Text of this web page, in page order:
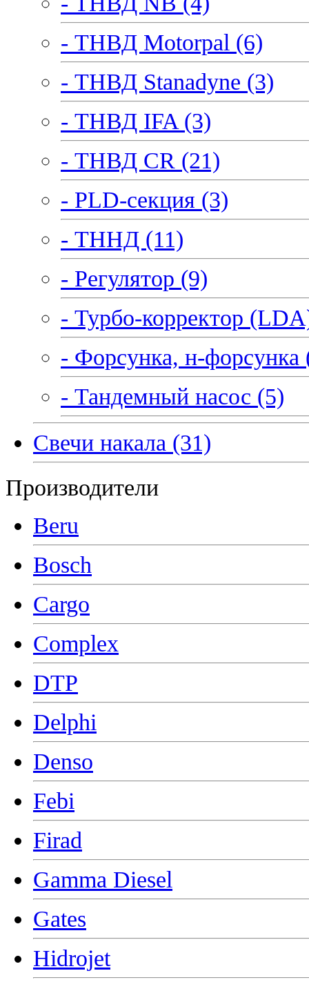
- ТНВД Motorpal (6)
- ТНВД Stanadyne (3)
- ТНВД IFA (3)
- ТНВД CR (21)
- PLD-секция (3)
- ТННД (11)
- Регулятор (9)
- Турбо-корректор
- Форсунка, н-форсунка
- Тандемный насос (5)
Свечи накала (31)
Производители
Beru
Bosch
Cargo
Complex
DTP
Delphi
Denso
Febi
Firad
Gamma Diesel
Gates
Hidrojet